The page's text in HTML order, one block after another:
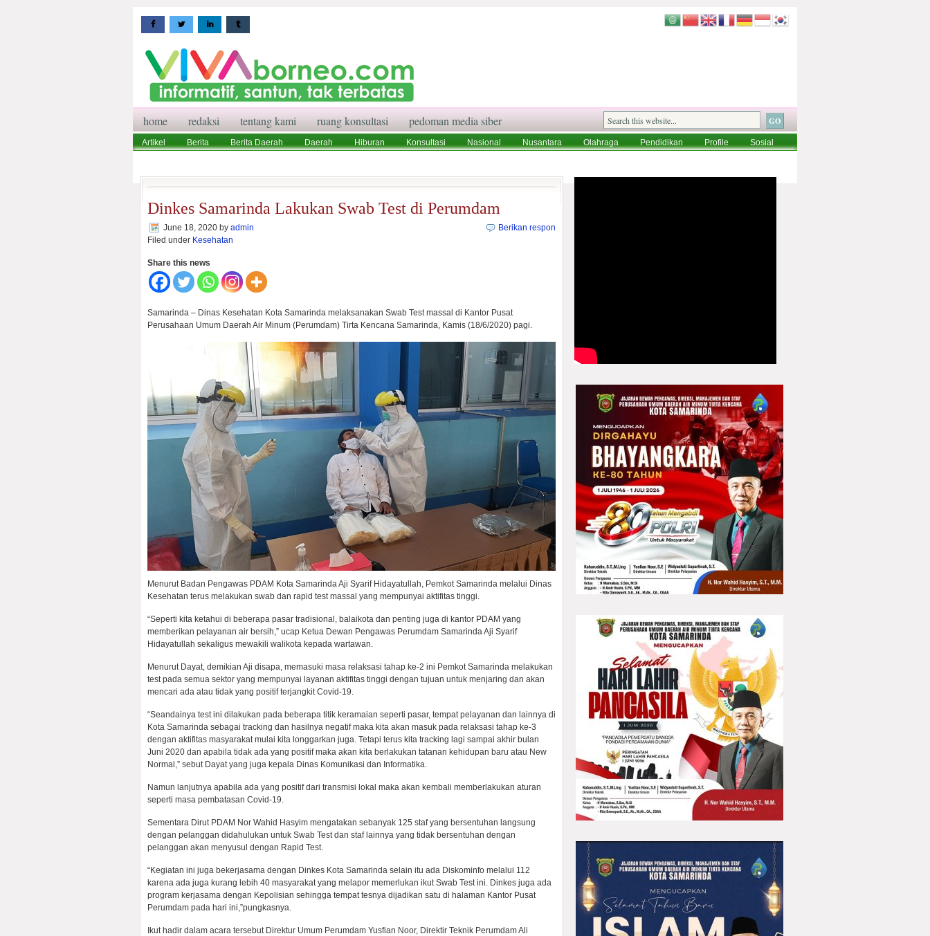
home redaksi tentang kami ruang konsultasi pedoman media siber
Artikel Berita Berita Daerah Daerah Hiburan Konsultasi Nasional Nusantara Olahraga Pendidikan Profile
Sosial
Dinkes Samarinda Lakukan Swab Test di Perumdam
June 18, 2020 by admin
Filed under Kesehatan
Berikan respon
Share this news
Samarinda – Dinas Kesehatan Kota Samarinda melaksanakan Swab Test massal di Kantor Pusat
Perusahaan Umum Daerah Air Minum (Perumdam) Tirta Kencana Samarinda, Kamis (18/6/2020) pagi.
Menurut Badan Pengawas PDAM Kota Samarinda Aji Syarif Hidayatullah, Pemkot Samarinda melalui Dinas
Kesehatan terus melakukan swab dan rapid test massal yang mempunyai aktifitas tinggi.
“Seperti kita ketahui di beberapa pasar tradisional, balaikota dan penting juga di kantor PDAM yang
memberikan pelayanan air bersih,” ucap Ketua Dewan Pengawas Perumdam Samarinda Aji Syarif
Hidayatullah sekaligus mewakili walikota kepada wartawan.
Menurut Dayat, demikian Aji disapa, memasuki masa relaksasi tahap ke-2 ini Pemkot Samarinda melakukan
test pada semua sektor yang mempunyai layanan aktifitas tinggi dengan tujuan untuk menjaring dan akan
mencari ada atau tidak yang positif terjangkit Covid-19.
“Seandainya test ini dilakukan pada beberapa titik keramaian seperti pasar, tempat pelayanan dan lainnya di
Kota Samarinda sebagai tracking dan hasilnya negatif maka kita akan masuk pada relaksasi tahap ke-3
dengan aktifitas masyarakat mulai kita longgarkan juga. Tetapi terus kita tracking lagi sampai akhir bulan
Juni 2020 dan apabila tidak ada yang positif maka akan kita berlakukan tatanan kehidupan baru atau New
Normal,” sebut Dayat yang juga kepala Dinas Komunikasi dan Informatika.
Namun lanjutnya apabila ada yang positif dari transmisi lokal maka akan kembali memberlakukan aturan
seperti masa pembatasan Covid-19.
Sementara Dirut PDAM Nor Wahid Hasyim mengatakan sebanyak 125 staf yang bersentuhan langsung
dengan pelanggan didahulukan untuk Swab Test dan staf lainnya yang tidak bersentuhan dengan
pelanggan akan menyusul dengan Rapid Test.
“Kegiatan ini juga bekerjasama dengan Dinkes Kota Samarinda selain itu ada Diskominfo melalui 112
karena ada juga kurang lebih 40 masyarakat yang melapor memerlukan ikut Swab Test ini. Dinkes juga ada
program kerjasama dengan Kepolisian sehingga tempat tesnya dijadikan satu di halaman Kantor Pusat
Perumdam pada hari ini,”pungkasnya.
Ikut hadir dalam acara tersebut Direktur Umum Perumdam Yusfian Noor, Direktir Teknik Perumdam Ali